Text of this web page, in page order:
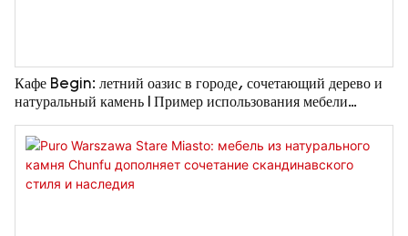
Кафе Begin: летний оазис в городе, сочетающий дерево и
натуральный камень | Пример использования мебели